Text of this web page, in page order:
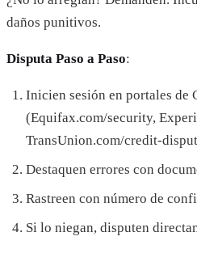
daños punitivos.
Disputa Paso a Paso:
Inicien sesión en portales de
(Equifax.com/security,
TransUnion.com/credit-
Destaquen errores con
Rastreen con número de
Si lo niegan, disputen